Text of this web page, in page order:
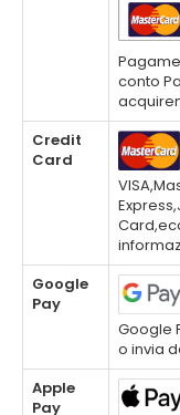
conto
Credit
Card
Google
Pay
Google
o invia
Apple
Pay